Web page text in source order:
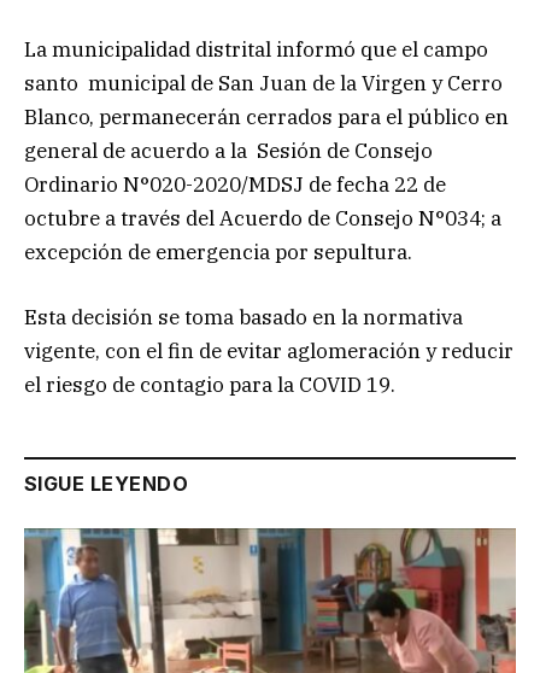
La municipalidad distrital informó que el campo
santo municipal de San Juan de la Virgen y Cerro
Blanco, permanecerán cerrados para el público en
general de acuerdo a la Sesión de Consejo
Ordinario N°020-2020/MDSJ de fecha 22 de
octubre a través del Acuerdo de Consejo N°034; a
excepción de emergencia por sepultura.
Esta decisión se toma basado en la normativa
vigente, con el fin de evitar aglomeración y reducir
el riesgo de contagio para la COVID 19.
SIGUE LEYENDO